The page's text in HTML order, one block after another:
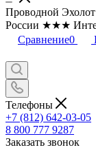
Проводной
России ★★★
Сравнение0
Телефоны
+7 (812) 642-03-05
8 800 777 9287
Заказать звонок